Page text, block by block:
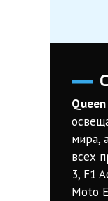
по
мира,
всех
3, F1
Moto